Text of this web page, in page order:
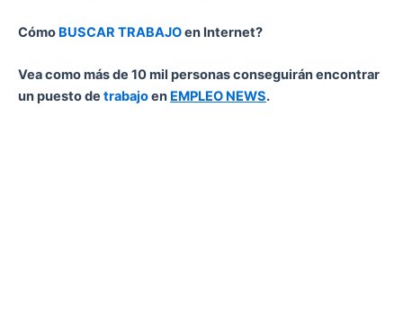
Cómo BUSCAR TRABAJOen Internet?
Vea como más de 10 mil personas conseguirán encontrar
un puesto de trabajoen EMPLEO NEWS.